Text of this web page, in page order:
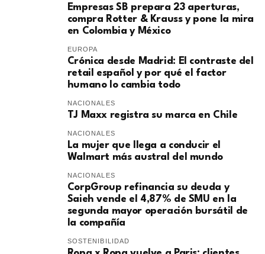
Empresas SB prepara 23 aperturas,
compra Rotter & Krauss y pone la mira
en Colombia y México
EUROPA
​Crónica desde Madrid: El contraste del
retail español y por qué el factor
humano lo cambia todo
NACIONALES
TJ Maxx registra su marca en Chile
NACIONALES
La mujer que llega a conducir el
Walmart más austral del mundo
NACIONALES
CorpGroup refinancia su deuda y
Saieh vende el 4,87% de SMU en la
segunda mayor operación bursátil de
la compañía
SOSTENIBILIDAD